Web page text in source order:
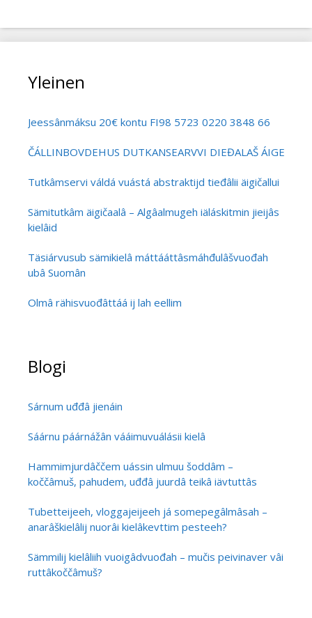
Yleinen
Jeessânmáksu 20€ kontu FI98 5723 0220 3848 66
ČÁLLINBOVDEHUS DUTKANSEARVVI DIEĐALAŠ
Tutkâmservi váldá vuástá abstraktijd tieđâlii äigičallui
Sämitutkâm äigičaalâ – Algâalmugeh iäláskitmin jieijâs
kielâid
Täsiárvusub sämikielâ máttááttâsmáhđulâšvuođah
ubâ Suomân
Olmâ rähisvuođâttáá ij lah eellim
Blogi
Sárnum uđđâ jienáin
Sáárnu páárnážân vááimuvuálásii kielâ
Hammimjurdâččem uássin ulmuu šoddâm –
koččâmuš, pahudem, uđđâ juurdâ teikâ iävtuttâs
Tubetteijeeh, vloggajeijeeh já somepegâlmâsah –
anarâškielâlij nuorâi kielâkevttim pesteeh?
Sämmilij kielâliih vuoigâdvuođah – mučis peivinaver vâi
ruttâkoččâmuš?